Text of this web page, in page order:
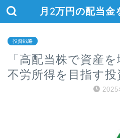
月2万円の配当金
投資戦略
「高配当株で資産
不労所得を目指す投
2025